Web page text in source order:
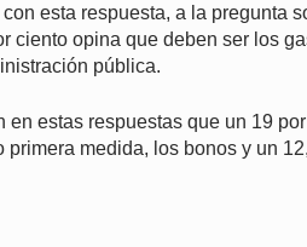
esta respuesta, a la pregunta
ciento opina que deben ser los
pública.
en estas respuestas que un 19
primera medida, los bonos y un